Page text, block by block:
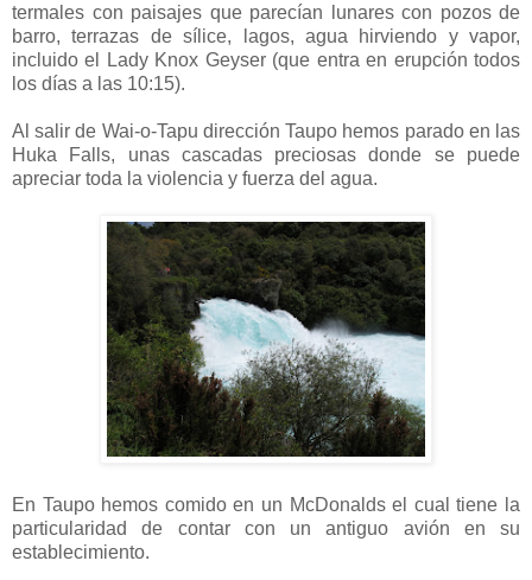
termales con paisajes que parecían lunares con pozos de
barro, terrazas de sílice, lagos, agua hirviendo y vapor,
incluido el Lady Knox Geyser (que entra en erupción todos
los días a las 10:15).
Al salir de Wai-o-Tapu dirección Taupo hemos parado en las
Huka Falls, unas cascadas preciosas donde se puede
apreciar toda la violencia y fuerza del agua.
En Taupo hemos comido en un McDonalds el cual tiene la
particularidad de contar con un antiguo avión en su
establecimiento.